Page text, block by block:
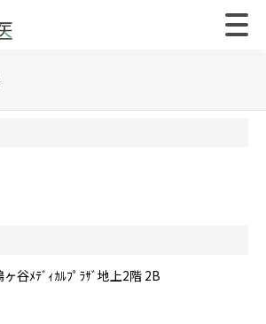
ﾒﾃﾞｨｶﾙﾌﾟﾗｻﾞ地上2階 2B